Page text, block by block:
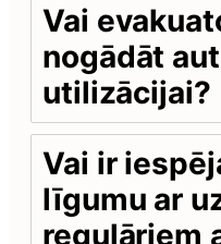
Vai
nogādāt
utilizācijai?
Vai ir
līgumu ar
regulāriem